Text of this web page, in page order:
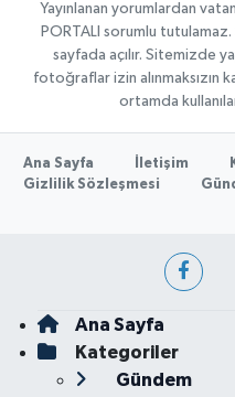
Yayınlanan yorumlardan
PORTALI sorumlu
sayfada açılır. Sitemizde
fotoğraflar izin alınmaksızın
ortamda
Ana Sayfa İletişim
Gizlilik Sözleşmesi
Ana Sayfa
Kategoriler
Gündem